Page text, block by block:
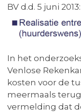
BV d.d. 5 juni 2013:
In het
Venlose
kosten voor de
meermaals
vermelding dat